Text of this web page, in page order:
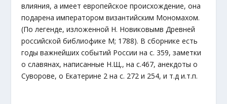
влияния, а имеет европейское происхождение, она
подарена императором византийским Мономахом.
(По легенде, изложенной Н. Новиковымв Древней
российской библиофике М; 1788). В сборнике есть
годы важнейших событий России на с. 359, заметки
о славянах, написанные Н.Щ., на с.467, анекдоты о
Суворове, о Екатерине 2 на с. 272 и 254, и т.д и.т.п.